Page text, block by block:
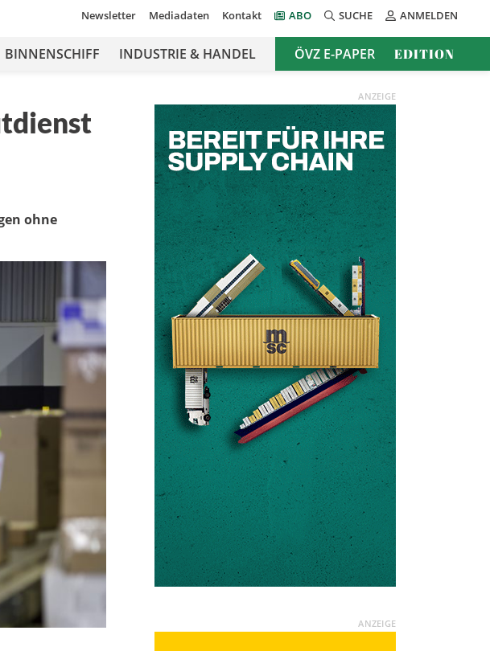
Newsletter Mediadaten Kontakt ABO SUCHE ANMELDEN
BINNENSCHIFF INDUSTRIE & HANDEL ÖVZ E-PAPER EDITION
ohne
ANZEIGE
ANZEIGE